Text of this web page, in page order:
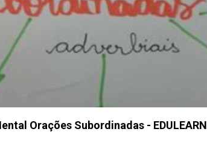
Orações Subordinadas - EDULEARN